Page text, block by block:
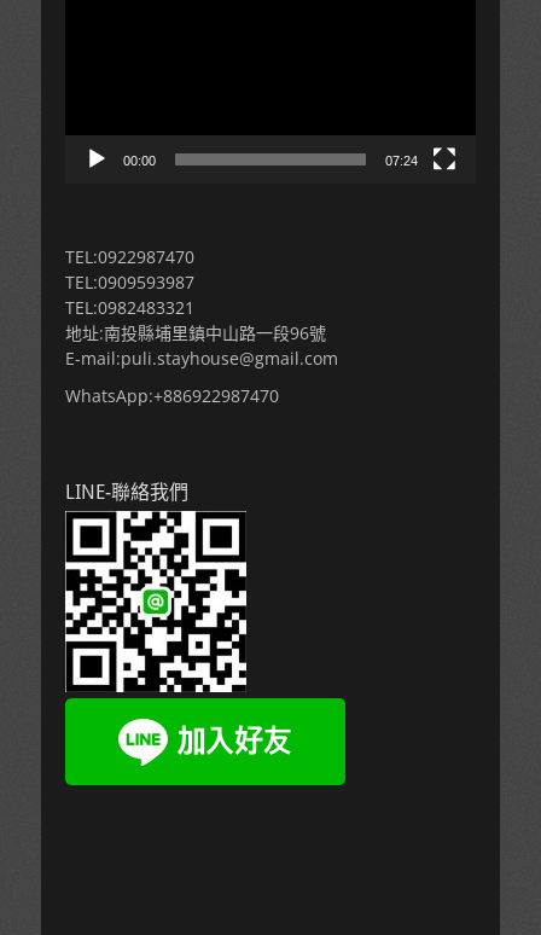
00:00 07:24
TEL:0922987470
TEL:0909593987
TEL:0982483321
地址:南投縣埔里鎮中山路一段96號
E-mail:puli.stayhouse@gmail.com
WhatsApp:+886922987470
LINE-聯絡我們